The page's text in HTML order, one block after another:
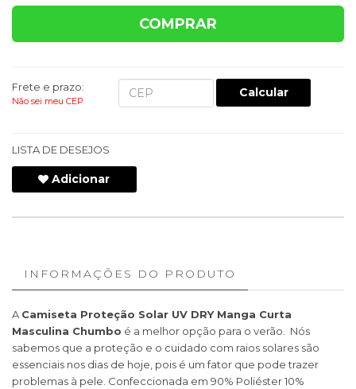
COMPRAR
Frete e prazo:
Não sei meu CEP
Calcular
LISTA DE DESEJOS
Adicionar
INFORMAÇÕES DO PRODUTO
A Camiseta Proteção Solar UV DRY Manga Curta
Masculina Chumbo é a melhor opção para o verão. Nós
sabemos que a proteção e o cuidado com raios solares são
essenciais nos dias de hoje, pois é um fator que pode trazer
problemas à pele. Confeccionada em 90% Poliéster 10%